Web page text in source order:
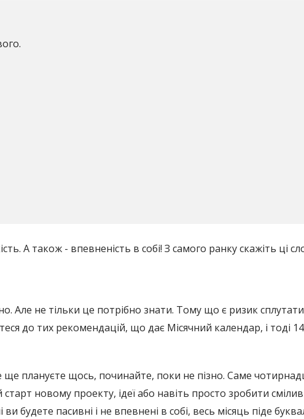
А також - впевненість в собі! З самого ранку скажіть ці
Але не тільки це потрібно знати. Тому що є ризик сплутати
до тих рекомендацій, що дає Місячний календар, і тоді
ще плануєте щось, починайте, поки не пізно. Саме
новому проекту, ідеї або навіть просто зробити
будете пасивні і не впевнені в собі, весь місяць піде